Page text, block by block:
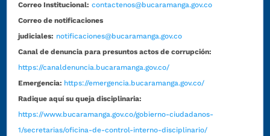
Correo Institucional: contactenos@bucaramanga.gov.co
Correo de notificaciones
judiciales: notificaciones@bucaramanga.gov.co
Canal de denuncia para presuntos actos de corrupción:
https://canaldenuncia.bucaramanga.gov.co/
Emergencia: https://emergencia.bucaramanga.gov.co/
Radique aquí su queja disciplinaria:
https://www.bucaramanga.gov.co/gobierno-ciudadanos-
1/secretarias/oficina-de-control-interno-disciplinario/